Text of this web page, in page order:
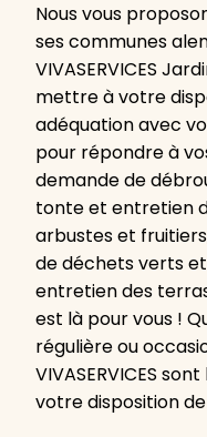
Nous vous
ses communes
VIVASERVICES
mettre à votre
adéquation avec
pour répondre à
demande de
tonte et entretien
arbustes et
de déchets verts
entretien des
est là pour vous !
régulière ou
VIVASERVICES
votre disposition